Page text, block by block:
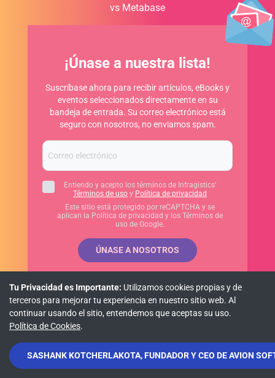
vs Metabase
¡Únase a nuestra lista!
Suscríbase ahora para recibir artículos, eBooks y
eventos seleccionados directamente en su
bandeja de entrada. Su correo electrónico está
seguro con nosotros, no enviamos spam.
Entiendo y acepto los términos de Infragistics’
Términos de uso y Política de privacidad
Este sitio está protegido por reCAPTCHA y se
aplican la Política de privacidad y los Términos de
uso de Google.
ÚNASE A NOSOTROS
Política de privacidad Política de cookies Términos de uso
© Copyright 2026 INFRAGISTICS. Todos los derechos reservados.
Tu Privacidad es Importante: Utilizamos cookies propias y de
terceros para mejorar tu experiencia en nuestro sitio web. Al
continuar usando el sitio, entendemos que aceptas su uso.
Política de Cookies.
SASHANK KOTCHERLAKOTA, FUNDADOR Y CEO DE AVION